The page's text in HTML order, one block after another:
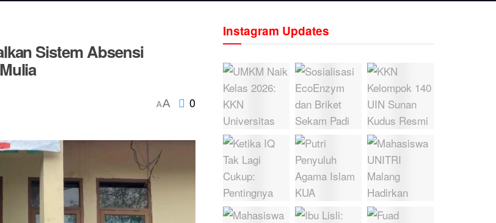
Sistem Absensi
AA 0
Instagram Updates